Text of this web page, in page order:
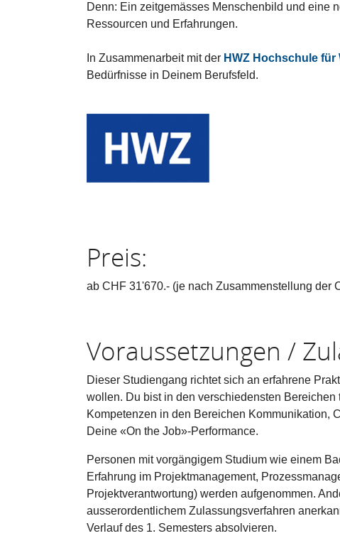
Denn: Ein zeitgemässes Menschenbild und eine
Ressourcen und Erfahrungen.
In Zusammenarbeit mit der HWZ Hochschule
Bedürfnisse in Deinem Berufsfeld.
Preis:
ab CHF 31'670.- (je nach Zusammenstellung der
Voraussetzungen /
Dieser Studiengang richtet sich an erfahrene
wollen. Du bist in den verschiedensten
Kompetenzen in den Bereichen Kommunikation,
Deine «On the Job»-Performance.
Personen mit vorgängigem Studium wie einem
Erfahrung im Projektmanagement,
Projektverantwortung) werden aufgenommen.
ausserordentlichem Zulassungsverfahren
Verlauf des 1. Semesters absolvieren.